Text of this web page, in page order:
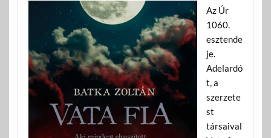
Az Úr
1060.
esztende
je.
Adelardó
t, a
szerzete
st
társaival